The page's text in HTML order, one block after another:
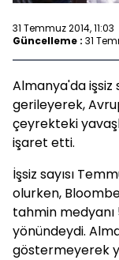
31 Temmuz 2014, 11:03
Güncelleme : 31
Almanya'da işsiz
gerileyerek,
çeyrekteki
işaret etti.
İşsiz sayısı
olurken,
tahmin medyanı
yönündeydi.
göstermeyerek